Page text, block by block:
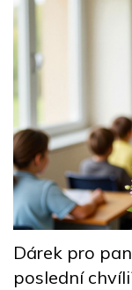
Dárek pro
poslední